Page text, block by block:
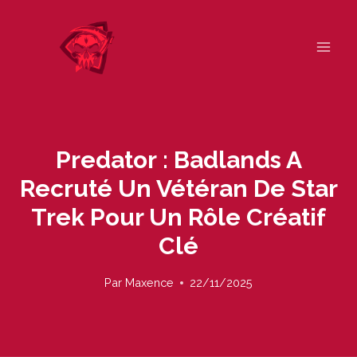
Predator : Badlands A
Recruté Un Vétéran De Star
Trek Pour Un Rôle Créatif
Clé
Par Maxence 22/11/2025